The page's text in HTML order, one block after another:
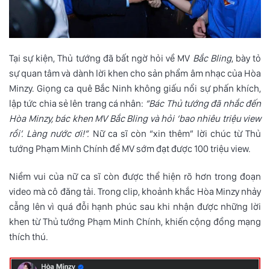
Tại sự kiện, Thủ tướng đã bất ngờ hỏi về MV Bắc Bling, bày tỏ
sự quan tâm và dành lời khen cho sản phẩm âm nhạc của Hòa
Minzy. Giọng ca quê Bắc Ninh không giấu nổi sự phấn khích,
lập tức chia sẻ lên trang cá nhân: “Bác Thủ tướng đã nhắc đến
Hòa Minzy, bác khen MV Bắc Bling và hỏi ‘bao nhiêu triệu view
rồi’. Làng nước ơi!”. Nữ ca sĩ còn “xin thêm” lời chúc từ Thủ
tướng Phạm Minh Chính để MV sớm đạt được 100 triệu view.
Niềm vui của nữ ca sĩ còn được thể hiện rõ hơn trong đoạn
video mà cô đăng tải. Trong clip, khoảnh khắc Hòa Minzy nhảy
cẫng lên vì quá đỗi hạnh phúc sau khi nhận được những lời
khen từ Thủ tướng Phạm Minh Chính, khiến cộng đồng mạng
thích thú.